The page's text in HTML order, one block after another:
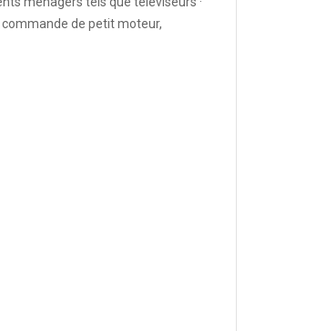
de petit moteur,